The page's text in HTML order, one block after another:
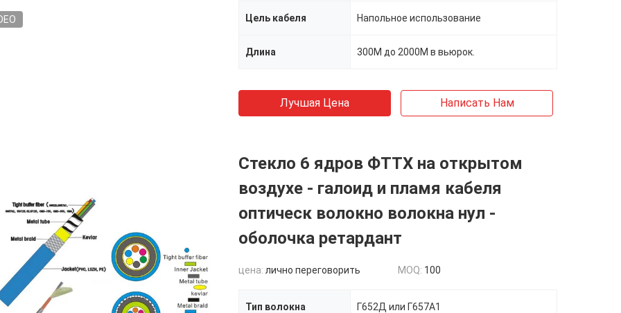
Цель кабеля Напольное использование
Длина 300М до 2000М в вьюрок.
Лучшая Цена Написать Нам
Стекло 6 ядров ФТТХ на открытом
воздухе - галоид и пламя кабеля
оптическ волокно волокна нул -
оболочка ретардант
цена: лично переговорить MOQ: 100
Тип волокна Г652Д или Г657А1